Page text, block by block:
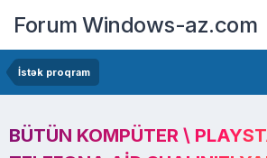
Forum Windows-az.com
İstək proqram
BÜTÜN KOMPÜTER \